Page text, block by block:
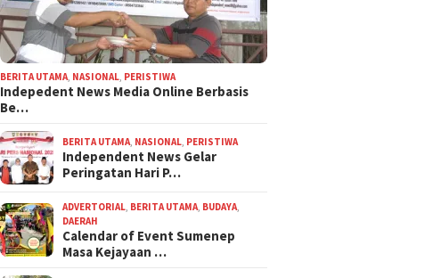
BERITA UTAMA NASIONAL PERISTIWA
Indepedent News Media Online Berbasis
Be…
BERITA UTAMA NASIONAL PERISTIWA
Independent News Gelar
Peringatan Hari P…
ADVERTORIAL BERITA UTAMA BUDAYA
DAERAH
Calendar of Event Sumenep
Masa Kejayaan …